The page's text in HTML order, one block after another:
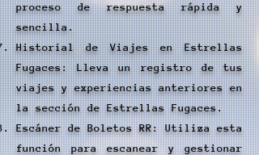
proceso de respuesta rápida y
sencilla.
Historial de Viajes en Estrellas
Fugaces: Lleva un registro de tus
viajes y experiencias anteriores en
la sección de Estrellas Fugaces.
Escáner de Boletos RR: Utiliza esta
función para escanear y gestionar